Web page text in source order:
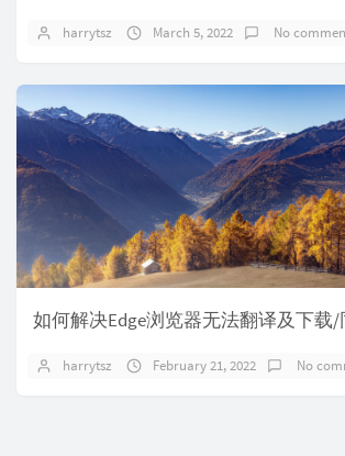
harrytsz March 5, 2022 No
如何解决Edge浏览器无法翻译及下载
harrytsz February 21, 2022 No